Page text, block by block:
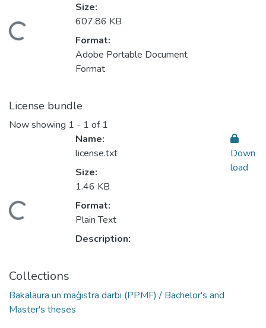
Size:
607.86 KB
Format:
Adobe Portable Document
Format
License bundle
Now showing 1 - 1 of 1
Name:
license.txt
Size:
1.46 KB
Format:
Plain Text
Description:
Down
load
Collections
Bakalaura un maģistra darbi (PPMF) / Bachelor's and
Master's theses